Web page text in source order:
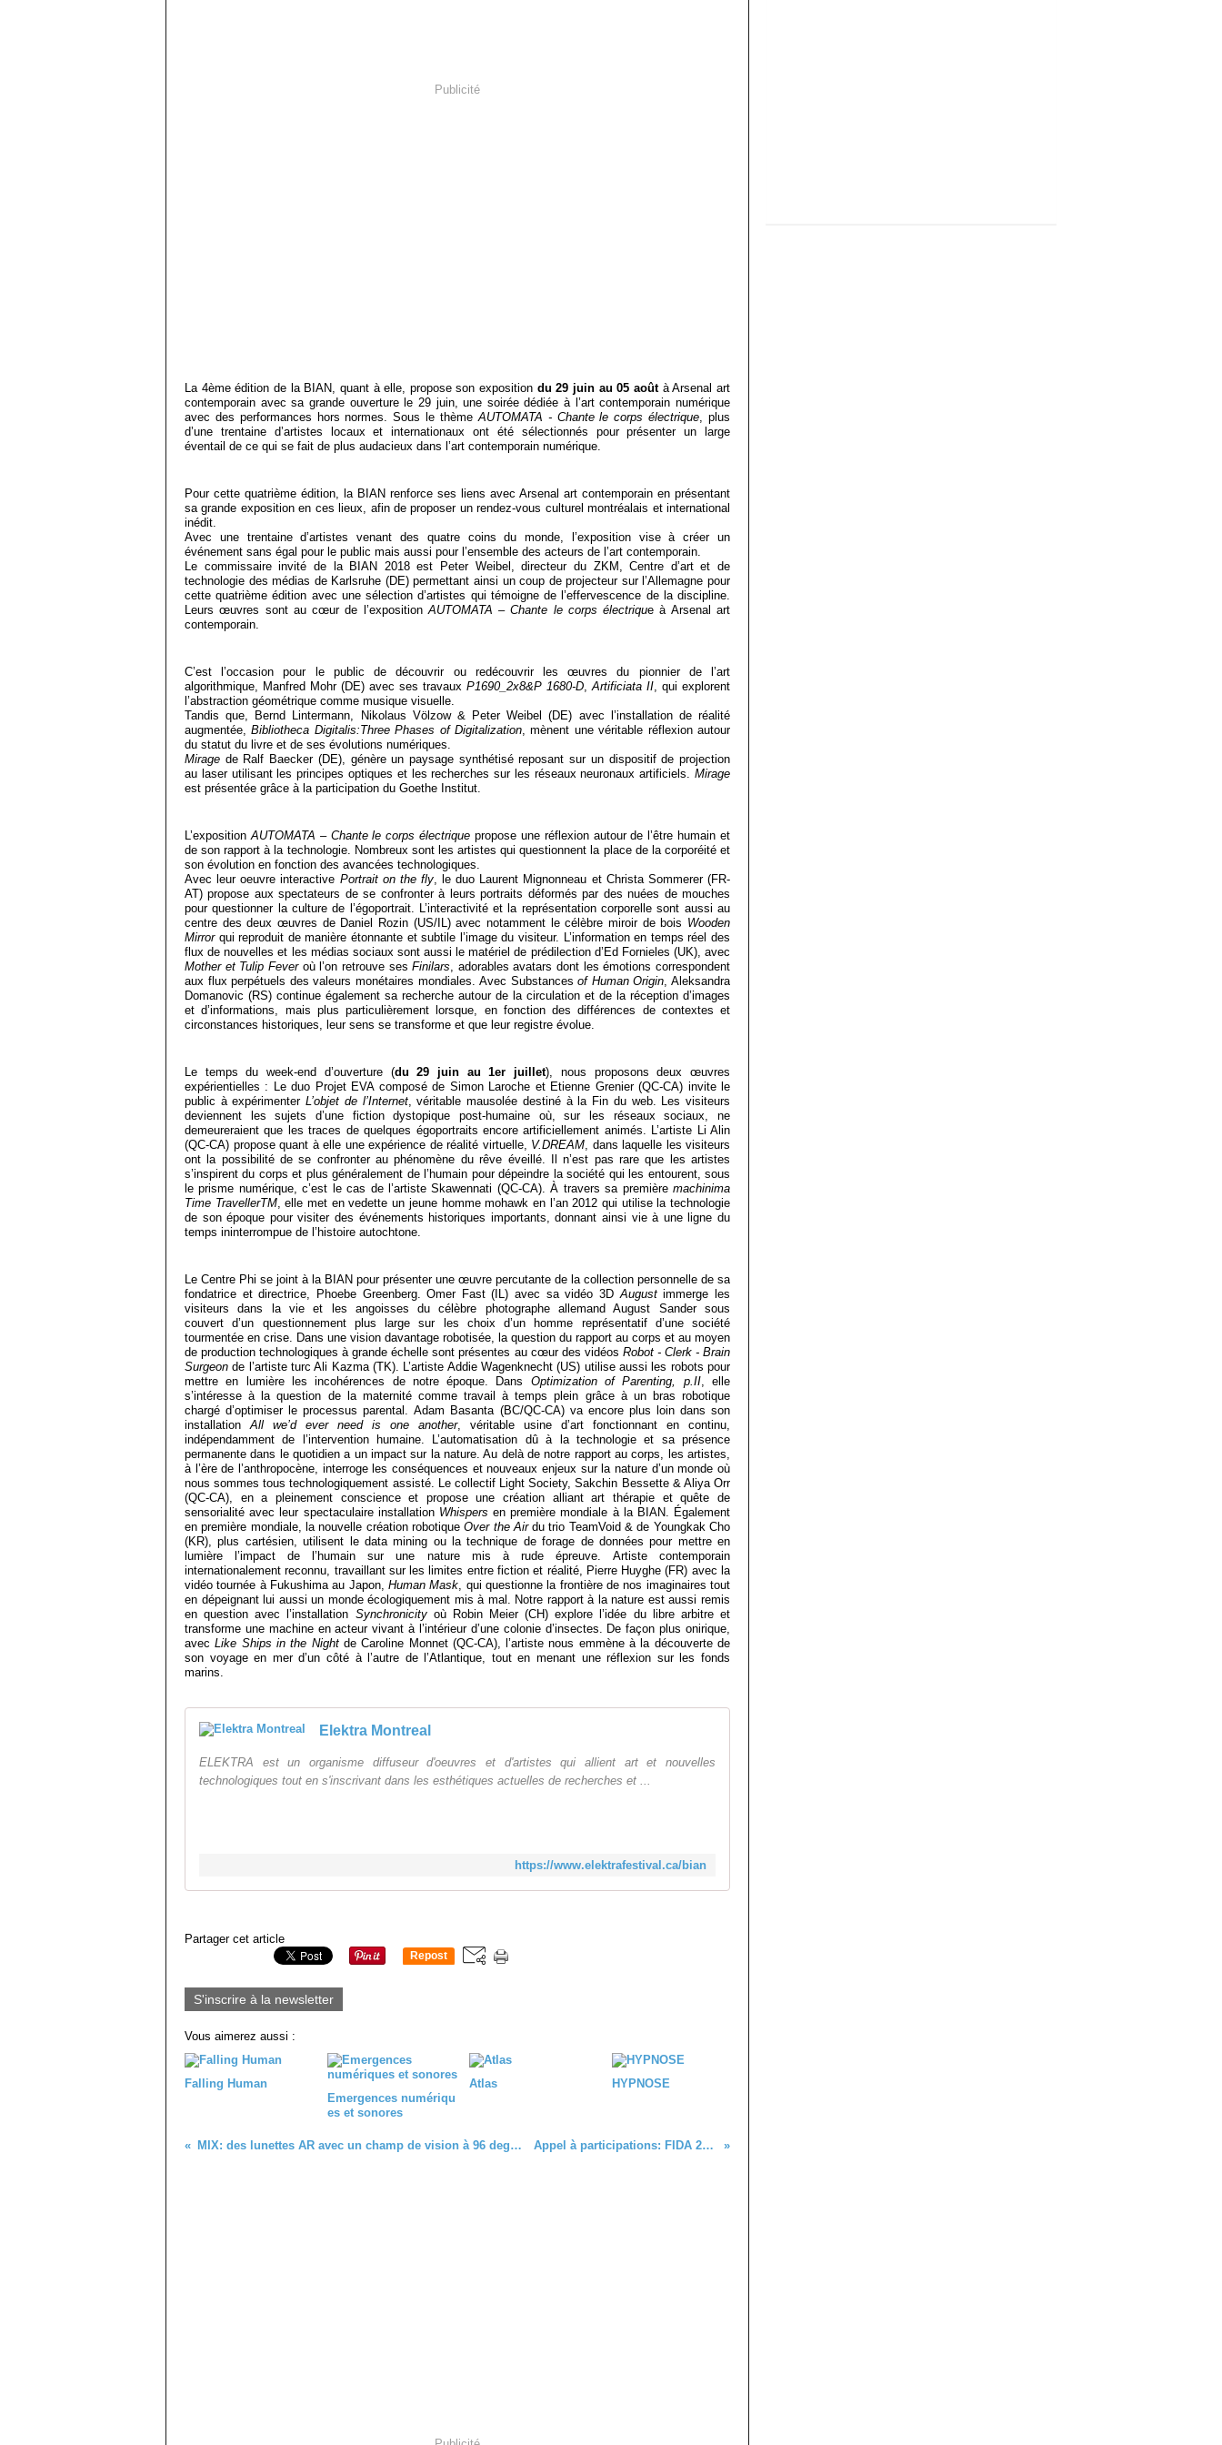
Publicité
La 4ème édition de la BIAN, quant à elle, propose son exposition du 29 juin au 05 aoûtà Arsenal art
contemporain avec sa grande ouverture le 29 juin, une soirée dédiée à l’art contemporain numérique
avec des performances hors normes. Sous le thème AUTOMATA - Chante le corps électrique, plus
d’une trentaine d’artistes locaux et internationaux ont été sélectionnés pour présenter un large
éventail de ce qui se fait de plus audacieux dans l’art contemporain numérique.
Pour cette quatrième édition, la BIAN renforce ses liens avec Arsenal art contemporain en présentant
sa grande exposition en ces lieux, afin de proposer un rendez-vous culturel montréalais et international
inédit.
Avec une trentaine d’artistes venant des quatre coins du monde, l’exposition vise à créer un
événement sans égal pour le public mais aussi pour l’ensemble des acteurs de l’art contemporain.
Le commissaire invité de la BIAN 2018 est Peter Weibel, directeur du ZKM, Centre d’art et de
technologie des médias de Karlsruhe (DE) permettant ainsi un coup de projecteur sur l’Allemagne pour
cette quatrième édition avec une sélection d’artistes qui témoigne de l’effervescence de la discipline.
Leurs œuvres sont au cœur de l’expositionAUTOMATA – Chante le corps électrique à Arsenal art
contemporain.
C’est l’occasion pour le public de découvrir ou redécouvrir les œuvres du pionnier de l’art
algorithmique, Manfred Mohr (DE) avec ses travaux P1690_2x8&P 1680-D,Artificiata II, qui explorent
l’abstraction géométrique comme musique visuelle.
Tandis que, Bernd Lintermann, Nikolaus Völzow & Peter Weibel (DE) avec l’installation de réalité
augmentée,Bibliotheca Digitalis:Three Phases of Digitalization, mènent une véritable réflexion autour
du statut du livre et de ses évolutions numériques.
Mirage de Ralf Baecker (DE), génère un paysage synthétisé reposant sur un dispositif de projection
au laser utilisant les principes optiques et les recherches sur les réseaux neuronaux artificiels. Mirage
est présentée grâce à la participation du Goethe Institut.
L’expositionAUTOMATA – Chante le corps électrique propose une réflexion autour de l’être humain et
de son rapport à la technologie. Nombreux sont les artistes qui questionnent la place de la corporéité et
son évolution en fonction des avancées technologiques.
Avec leur oeuvre interactive Portrait on the fly, le duo Laurent Mignonneau et Christa Sommerer (FR-
AT) propose aux spectateurs de se confronter à leurs portraits déformés par des nuées de mouches
pour questionner la culture de l’égoportrait. L’interactivité et la représentation corporelle sont aussi au
centre des deux œuvres de Daniel Rozin (US/IL) avec notamment le célèbre miroir de bois Wooden
Mirrorqui reproduit de manière étonnante et subtile l’image du visiteur. L’information en temps réel des
flux de nouvelles et les médias sociaux sont aussi le matériel de prédilection d’Ed Fornieles (UK), avec
Mother et Tulip Feveroù l’on retrouve sesFinilars, adorables avatars dont les émotions correspondent
aux flux perpétuels des valeurs monétaires mondiales. Avec Substancesof Human Origin, Aleksandra
Domanovic (RS) continue également sa recherche autour de la circulation et de la réception d’images
et d’informations, mais plus particulièrement lorsque, en fonction des différences de contextes et
circonstances historiques, leur sens se transforme et que leur registre évolue.
Le temps du week-end d’ouverture (du 29 juin au 1er juillet), nous proposons deux œuvres
expérientielles : Le duo Projet EVA composé de Simon Laroche et Etienne Grenier (QC-CA) invite le
public à expérimenterL’objet de l’Internet, véritable mausolée destiné à la Fin du web. Les visiteurs
deviennent les sujets d’une fiction dystopique post-humaine où, sur les réseaux sociaux, ne
demeureraient que les traces de quelques égoportraits encore artificiellement animés. L’artiste Li Alin
(QC-CA) propose quant à elle une expérience de réalité virtuelle, V.DREAM, dans laquelle les visiteurs
ont la possibilité de se confronter au phénomène du rêve éveillé. Il n’est pas rare que les artistes
s’inspirent du corps et plus généralement de l’humain pour dépeindre la société qui les entourent, sous
le prisme numérique, c’est le cas de l’artiste Skawennati (QC-CA). À travers sa première machinima
Time TravellerTM, elle met en vedette un jeune homme mohawk en l’an 2012 qui utilise la technologie
de son époque pour visiter des événements historiques importants, donnant ainsi vie à une ligne du
temps ininterrompue de l’histoire autochtone.
Le Centre Phi se joint à la BIAN pour présenter une œuvre percutante de la collection personnelle de sa
fondatrice et directrice, Phoebe Greenberg. Omer Fast (IL) avec sa vidéo 3DAugustimmerge les
visiteurs dans la vie et les angoisses du célèbre photographe allemand August Sander sous
couvert d’un questionnement plus large sur les choix d’un homme représentatif d’une société
tourmentée en crise. Dans une vision davantage robotisée, la question du rapport au corps et au moyen
de production technologiques à grande échelle sont présentes au cœur des vidéos Robot - Clerk - Brain
Surgeon de l’artiste turc Ali Kazma (TK). L’artiste Addie Wagenknecht (US) utilise aussi les robots pour
mettre en lumière les incohérences de notre époque. Dans Optimization of Parenting, p.II, elle
s’intéresse à la question de la maternité comme travail à temps plein grâce à un bras robotique
chargé d’optimiser le processus parental. Adam Basanta (BC/QC-CA) va encore plus loin dans son
installationAll we’d ever need is one another, véritable usine d’art fonctionnant en continu,
indépendamment de l’intervention humaine. L’automatisation dû à la technologie et sa présence
permanente dans le quotidien a un impact sur la nature. Au delà de notre rapport au corps, les artistes,
à l’ère de l’anthropocène, interroge les conséquences et nouveaux enjeux sur la nature d’un monde où
nous sommes tous technologiquement assisté. Le collectif Light Society, Sakchin Bessette & Aliya Orr
(QC-CA), en a pleinement conscience et propose une création alliant art thérapie et quête de
sensorialité avec leur spectaculaire installation Whispers en première mondiale à la BIAN. Également
en première mondiale, la nouvelle création robotiqueOver the Airdu trio TeamVoid & de Youngkak Cho
(KR), plus cartésien, utilisent le data mining ou la technique de forage de données pour mettre en
lumière l’impact de l’humain sur une nature mis à rude épreuve. Artiste contemporain
internationalement reconnu, travaillant sur les limites entre fiction et réalité, Pierre Huyghe (FR) avec la
vidéo tournée à Fukushima au Japon, Human Mask, qui questionne la frontière de nos imaginaires tout
en dépeignant lui aussi un monde écologiquement mis à mal. Notre rapport à la nature est aussi remis
en question avec l’installation Synchronicityoù Robin Meier (CH) explore l’idée du libre arbitre et
transforme une machine en acteur vivant à l’intérieur d’une colonie d’insectes. De façon plus onirique,
avecLike Ships in the Nightde Caroline Monnet (QC-CA), l’artiste nous emmène à la découverte de
son voyage en mer d’un côté à l’autre de l’Atlantique, tout en menant une réflexion sur les fonds
marins.
Elektra Montreal
ELEKTRA est un organisme diffuseur d'oeuvres et d'artistes qui allient art et nouvelles
technologiques tout en s'inscrivant dans les esthétiques actuelles de recherches et ...
https://www.elektrafestival.ca/bian
Partager cet article
Repost
S'inscrire à la newsletter
Vous aimerez aussi :
Falling Human
Emergences numériqu
es et sonores
Atlas HYPNOSE
MIX: des lunettes AR avec un champ de vision à 96 degrés Appel à participations: FIDA 2018